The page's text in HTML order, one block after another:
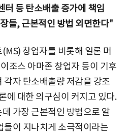
등 탄소배출 증가에 책임
들, 근본적인 방법 외면한다"
창업자를 비롯해 일론 머
조스 아마존 창업자 등이 기후
자 탄소배출량 저감을 강조
에 대한 의구심이 커지고 있다.
가장 근본적인 방법으로 알
들이 지나치게 소극적이라는